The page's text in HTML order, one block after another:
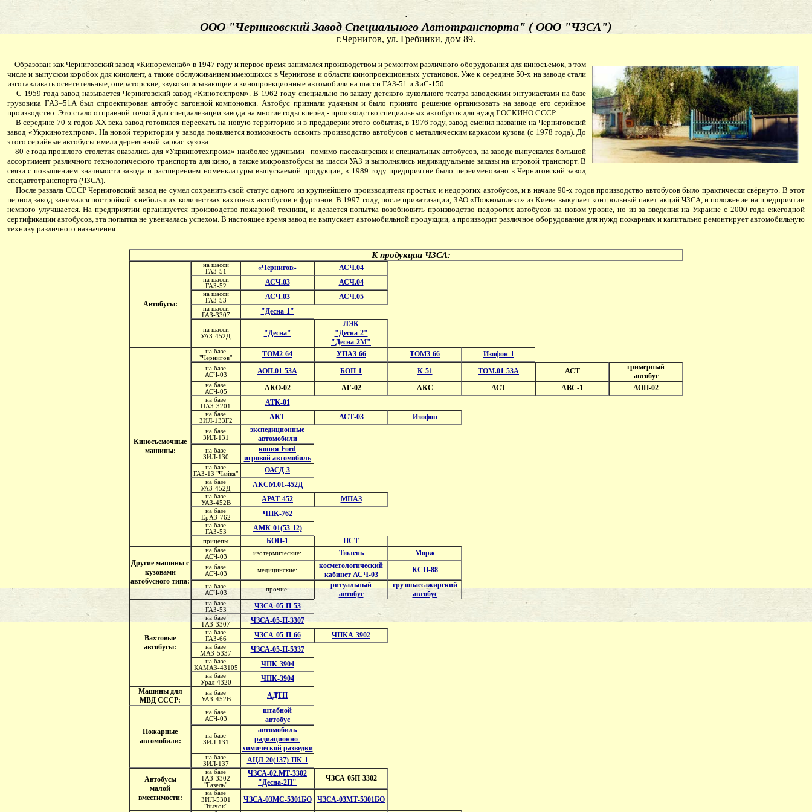
.
ООО "Черниговский Завод Специального Автотранспорта" ( ООО "ЧЗСА")
г.Чернигов, ул. Гребинки, дом 89.
Образован как Черниговский завод «Киноремснаб» в 1947 году и первое время занимался производством и ремонтом различного оборудования для киносъемок, в том
числе и выпуском коробок для кинолент, а также обслуживанием имеющихся в Чернигове и области кинопроекционных установок. Уже к середине 50-х на заводе стали
изготавливать осветительные, операторские, звукозаписывающие и кинопроекционные автомобили на шасси ГАЗ-51 и ЗиС-150.
С 1959 года завод называется Черниговский завод «Кинотехпром». В 1962 году специально по заказу детского кукольного театра заводскими энтузиастами на базе
грузовика ГАЗ–51А был спроектирован автобус вагонной компоновки. Автобус признали удачным и было принято решение организовать на заводе его серийное
производство. Это стало отправной точкой для специализации завода на многие годы вперёд - производство специальных автобусов для нужд ГОСКИНО СССР.
В середине 70-х годов ХХ века завод готовился переехать на новую территорию и в преддверии этого события, в 1976 году, завод сменил название на Черниговский
завод «Укркинотехпром». На новой территории у завода появляется возможность освоить производство автобусов с металлическим каркасом кузова (с 1978 года). До
этого серийные автобусы имели деревянный каркас кузова.
80-е года прошлого столетия оказались для «Укркинотехпрома» наиболее удачными - помимо пассажирских и специальных автобусов, на заводе выпускался большой
ассортимент различного технологического транспорта для кино, а также микроавтобусы на шасси УАЗ и выполнялись индивидуальные заказы на игровой транспорт. В
связи с повышением значимости завода и расширением номенклатуры выпускаемой продукции, в 1989 году предприятие было переименовано в Черниговский завод
спецавтотранспорта (ЧЗСА).
После развала СССР Черниговский завод не сумел сохранить свой статус одного из крупнейшего производителя простых и недорогих автобусов, и в начале 90-х годов производство автобусов было практически свёрнуто. В этот
период завод занимался постройкой в небольших количествах вахтовых автобусов и фургонов. В 1997 году, после приватизации, ЗАО «Пожкомплект» из Киева выкупает контрольный пакет акций ЧЗСА, и положение на предприятии
немного улучшается. На предприятии организуется производство пожарной техники, и делается попытка возобновить производство недорогих автобусов на новом уровне, но из-за введения на Украине с 2000 года ежегодной
сертификации автобусов, эта попытка не увенчалась успехом. В настоящее время завод не выпускает автомобильной продукции, а производит различное оборудование для нужд пожарных и капитально ремонтирует автомобильную
технику различного назначения.
К продукции ЧЗСА:
Автобусы:
на шасси
ГАЗ-51
«Чернигов» АСЧ.04
на шасси
ГАЗ-52
АСЧ.03 АСЧ.04
на шасси
ГАЗ-53
АСЧ.03 АСЧ.05
на шасси
ГАЗ-3307
"Десна-1"
на шасси
УАЗ-452Д
"Десна"
ЛЭК
"Десна-2"
"Десна-2М"
Киносъемочные
машины:
на базе
"Чернигов"
ТОМ2-64 УПАЗ-66 ТОМЗ-66 Изофон-1
на базе
АСЧ-03
АОП.01-53А БОП-1 К-51 ТОМ.01-53А АСТ
гримерный
автобус
на базе
АСЧ-05
АКО-02 АГ-02 АКС АСТ АВС-1 АОП-02
на базе
ПАЗ-3201
АТК-01
на базе
ЗИЛ-133Г2
АКТ АСТ-03 Изофон
на базе
ЗИЛ-131
экспедиционные
автомобили
на базе
ЗИЛ-130
копия Ford
игровой автомобиль
на базе
ГАЗ-13 "Чайка"
ОАСД-3
на базе
УАЗ-452Д
АКСМ.01-452Д
на базе
УАЗ-452В
АРАТ-452 МПАЗ
на базе
ЕрАЗ-762
ЧПК-762
на базе
ГАЗ-53
АМК-01(53-12)
прицепы БОП-1 ПСТ
Другие машины с
кузовами
автобусного типа:
на базе
АСЧ-03
изотермические: Тюлень Морж
на базе
АСЧ-03
медицинские:
косметологический
кабинет АСЧ-03
КСП-88
на базе
АСЧ-03
прочие:
ритуальный
автобус
грузопассажирский
автобус
Вахтовые
автобусы:
на базе
ГАЗ-53
ЧЗСА-05-П-53
на базе
ГАЗ-3307
ЧЗСА-05-П-3307
на базе
ГАЗ-66
ЧЗСА-05-П-66 ЧПКА-3902
на базе
МАЗ-5337
ЧЗСА-05-П-5337
на базе
КАМАЗ-43105
ЧПК-3904
на базе
Урал-4320
ЧПК-3904
Машины для
МВД СССР:
на базе
УАЗ-452В
АДТП
Пожарные
автомобили:
на базе
АСЧ-03
штабной
автобус
на базе
ЗИЛ-131
автомобиль
радиационно-
химической разведки
на базе
ЗИЛ-137
АЦЛ-20(137)-ПК-1
Автобусы
малой
вместимости:
на базе
ГАЗ-3302
"Газель"
ЧЗСА-02.МТ-3302
"Десна-2П"
ЧЗСА-05П-3302
на базе
ЗИЛ-5301
"Бычок"
ЧЗСА-03МС-5301БО ЧЗСА-03МТ-5301БО